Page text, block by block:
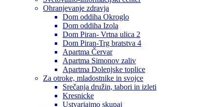
Ohranjevanje zdravja
Dom oddiha Okroglo
Dom oddiha Izola
Dom Piran- Vrtna ulica 2
Dom Piran-Trg bratstva 4
Apartma Červar
Apartma Simonov zaliv
Apartma Dolenjske toplice
Za otroke, mladostnike in svojce
Srečanja družin, tabori in izleti
Kresnicke
Ustvarjajmo skupaj